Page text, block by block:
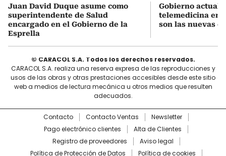
Juan David Duque asume como
superintendente de Salud
encargado en el Gobierno de la
Esprella
Gobierno
telemedicina en
son las nuevas
© CARACOL S.A. Todos los derechos reservados.
CARACOL S.A. realiza una reserva expresa de las reproducciones y
usos de las obras y otras prestaciones accesibles desde este sitio
web a medios de lectura mecánica u otros medios que resulten
adecuados.
Contacto Contacto Ventas
Newsletter
Pago electrónico clientes
Alta de Clientes
Registro de proveedores
Aviso legal
Política de Protección de Datos
Política de cookies